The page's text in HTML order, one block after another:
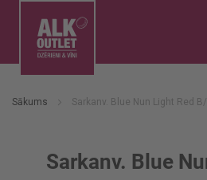
Sākums Sarkanv. Blue Nun Light Red
Sarkanv. Blue